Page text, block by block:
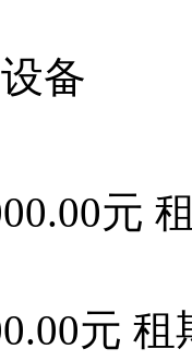
备
元
元 租